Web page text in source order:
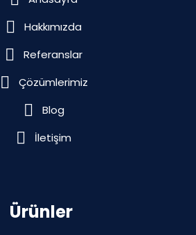
Hakkımızda
Referanslar
Çözümlerimiz
Blog
İletişim
Ürünler